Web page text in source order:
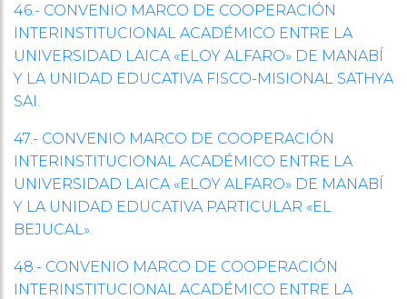
46.- CONVENIO MARCO DE COOPERACIÓN
INTERINSTITUCIONAL ACADÉMICO ENTRE LA
UNIVERSIDAD LAICA «ELOY ALFARO» DE MANABÍ
Y LA UNIDAD EDUCATIVA FISCO-MISIONAL SATHYA
SAI.
47.- CONVENIO MARCO DE COOPERACIÓN
INTERINSTITUCIONAL ACADÉMICO ENTRE LA
UNIVERSIDAD LAICA «ELOY ALFARO» DE MANABÍ
Y LA UNIDAD EDUCATIVA PARTICULAR «EL
BEJUCAL».
48.- CONVENIO MARCO DE COOPERACIÓN
INTERINSTITUCIONAL ACADÉMICO ENTRE LA